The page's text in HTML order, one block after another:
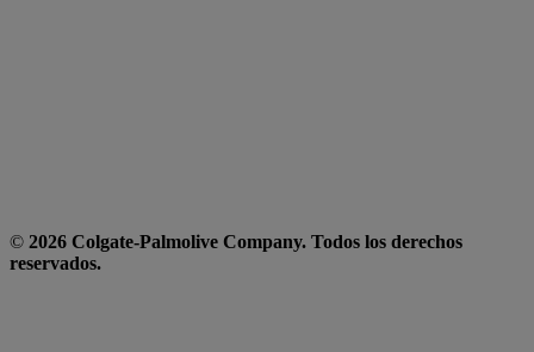
© 2026 Colgate-Palmolive Company. Todos los derechos
reservados.